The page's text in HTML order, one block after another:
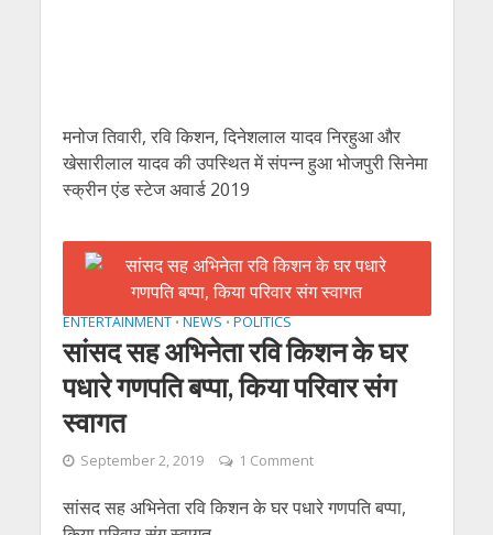
मनोज तिवारी, रवि किशन, दिनेशलाल यादव निरहुआ और
खेसारीलाल यादव की उपस्थित में संपन्‍न हुआ भोजपुरी सिनेमा
स्‍क्रीन एंड स्‍टेज अवार्ड 2019
ENTERTAINMENT • NEWS • POLITICS
सांसद सह अभिनेता रवि किशन के घर
पधारे गणपति बप्‍पा, किया परिवार संग
स्‍वागत
September 2, 2019 1 Comment
सांसद सह अभिनेता रवि किशन के घर पधारे गणपति बप्‍पा,